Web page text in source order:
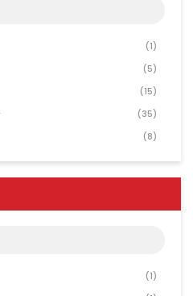
(1)
(5)
(15)
(35)
(8)
(4)
(1)